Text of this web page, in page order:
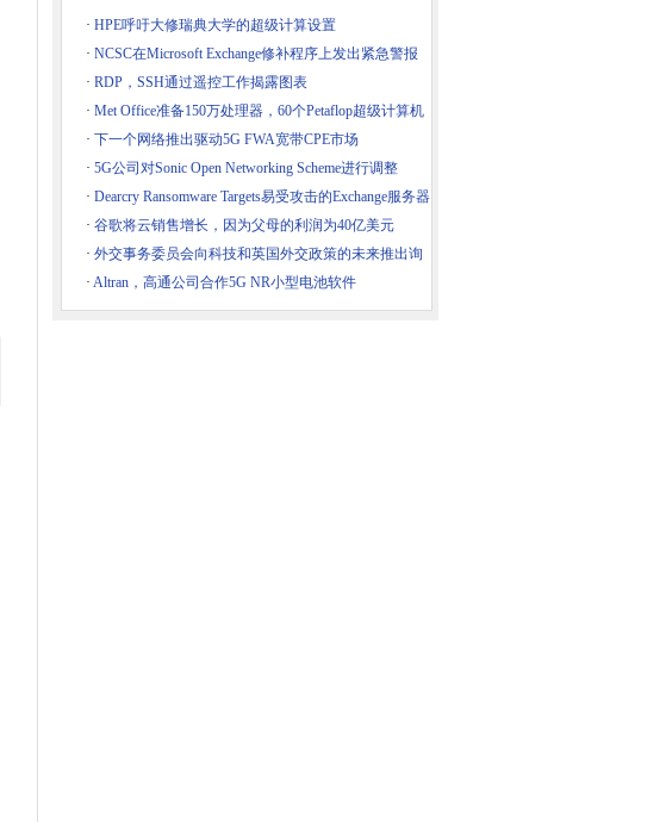
· HPE呼吁大修瑞典大学的超级计算设置
· NCSC在Microsoft Exchange修补程序上发出紧急警报
· RDP，SSH通过遥控工作揭露图表
· Met Office准备150万处理器，60个Petaflop超级计算机
· 下一个网络推出驱动5G FWA宽带CPE市场
· 5G公司对Sonic Open Networking Scheme进行调整
· Dearcry Ransomware Targets易受攻击的Exchange服务器
· 谷歌将云销售增长，因为父母的利润为40亿美元
· 外交事务委员会向科技和英国外交政策的未来推出询
· Altran，高通公司合作5G NR小型电池软件